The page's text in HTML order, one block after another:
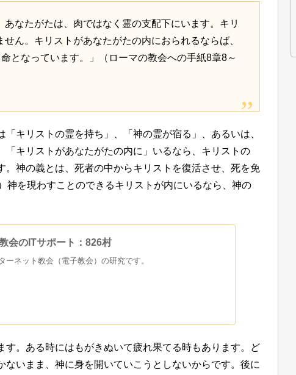
なたがたは、肉ではなく霊の支配下にいます。キリ
ん。キリストがあなたがたの内におられるならば、
となっています。」（ローマの教会への手紙8章8～
キリストの霊を持ち」、「神の霊が宿る」、あるいは、
キリストがあなたがたの内に」いるなら、キリストの
神の義とは、死者の中からキリストを復活させ、死を免
を現わすことのできるキリストが内にいるなら、神の
会のITサポート：826村
ーネット教会（電子教会）の研究です。
。ある時にはもがきぬいて疲れ果てる時もあります。ど
いまま、神に身を開いていこうとしないからです。後に